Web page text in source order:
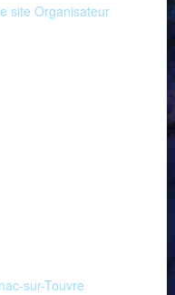
site Organisateur
sur-Touvre